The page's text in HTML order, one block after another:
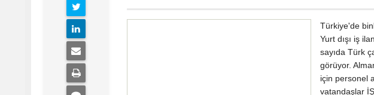
Türkiye'de
Yurt dışı iş
sayıda Türk
görüyor.
için personel
vatandaşlar